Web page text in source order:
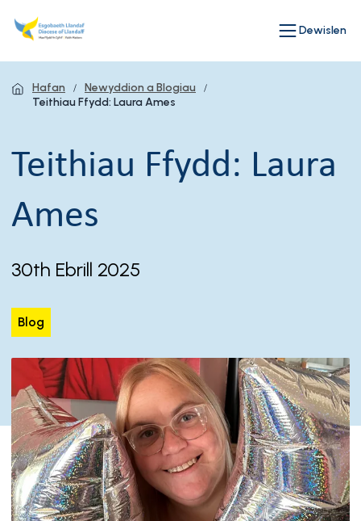
Dewislen
Hafan
Newyddion a Blogiau
Teithiau Ffydd: Laura Ames
Teithiau Ffydd: Laura
Ames
30th Ebrill 2025
Blog